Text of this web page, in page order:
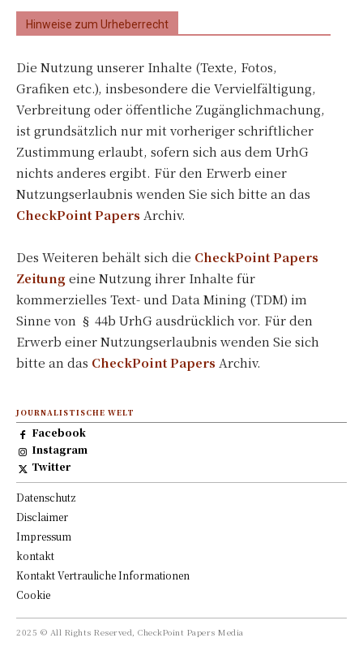
Hinweise zum Urheberrecht
Die Nutzung unserer Inhalte (Texte, Fotos,
Grafiken etc.), insbesondere die Vervielfältigung,
Verbreitung oder öffentliche Zugänglichmachung,
ist grundsätzlich nur mit vorheriger schriftlicher
Zustimmung erlaubt, sofern sich aus dem UrhG
nichts anderes ergibt. Für den Erwerb einer
Nutzungserlaubnis wenden Sie sich bitte an das
CheckPoint Papers Archiv.
Des Weiteren behält sich die CheckPoint Papers
Zeitungeine Nutzung ihrer Inhalte für
kommerzielles Text- und Data Mining (TDM) im
Sinne von § 44b UrhG ausdrücklich vor. Für den
Erwerb einer Nutzungserlaubnis wenden Sie sich
bitte an das CheckPoint Papers Archiv.
JOURNALISTISCHE WELT
Facebook
Instagram
Twitter
Datenschutz
Disclaimer
Impressum
kontakt
Kontakt Vertrauliche Informationen
Cookie
2025 © All Rights Reserved, CheckPoint Papers Media